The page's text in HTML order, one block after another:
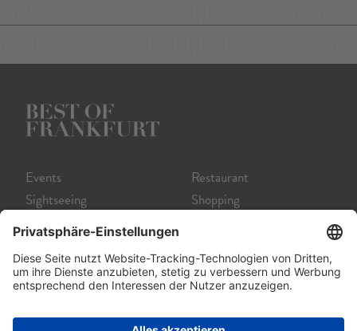
Events
Sightseeing
Museum
Theater
Film
Restaurant
Shopping
Service A-Z
Startseite